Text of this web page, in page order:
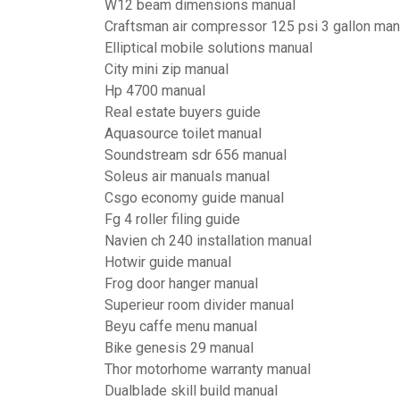
W12 beam dimensions manual
Craftsman air compressor 125 psi 3 gallon
Elliptical mobile solutions manual
City mini zip manual
Hp 4700 manual
Real estate buyers guide
Aquasource toilet manual
Soundstream sdr 656 manual
Soleus air manuals manual
Csgo economy guide manual
Fg 4 roller filing guide
Navien ch 240 installation manual
Hotwir guide manual
Frog door hanger manual
Superieur room divider manual
Beyu caffe menu manual
Bike genesis 29 manual
Thor motorhome warranty manual
Dualblade skill build manual